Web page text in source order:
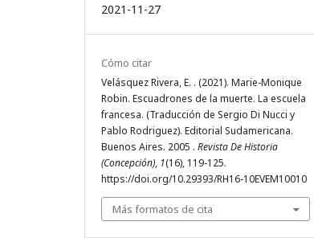
2021-11-27
Cómo citar
Velásquez Rivera, E. . (2021). Marie-Monique
Robin. Escuadrones de la muerte. La escuela
francesa. (Traducción de Sergio Di Nucci y
Pablo Rodriguez). Editorial Sudamericana.
Buenos Aires. 2005 . Revista De Historia
(Concepción), 1(16), 119-125.
https://doi.org/10.29393/RH16-10EVEM10010
Más formatos de cita